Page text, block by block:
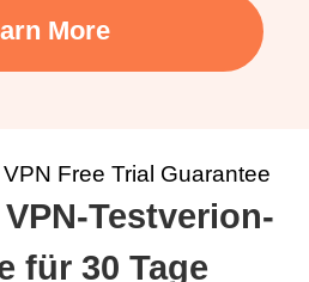
More
Testverion-
für 30 Tage